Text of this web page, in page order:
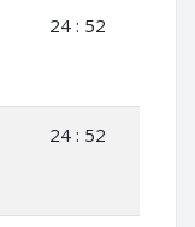
24 : 52
24 : 52